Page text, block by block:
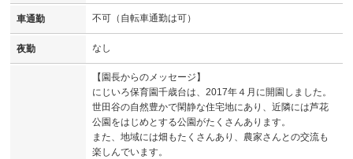
車通勤 不可（自転車通勤は可）
夜勤 なし
【園長からのメッセージ】
にじいろ保育園千歳台は、2017年４月に開園しました。
世田谷の自然豊かで閑静な住宅地にあり、近隣には芦花
公園をはじめとする公園がたくさんあります。
また、地域には畑もたくさんあり、農家さんとの交流も
楽しんでいます。